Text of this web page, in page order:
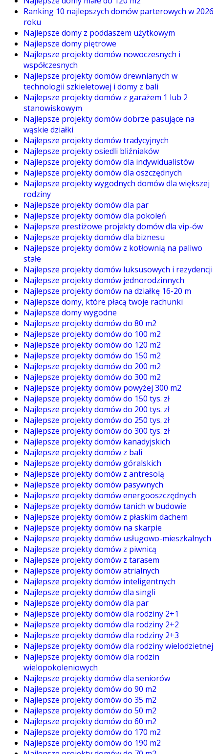
Ranking 10 najlepszych domów parterowych w 2026
roku
Najlepsze domy z poddaszem użytkowym
Najlepsze domy piętrowe
Najlepsze projekty domów nowoczesnych i
współczesnych
Najlepsze projekty domów drewnianych w
technologii szkieletowej i domy z bali
Najlepsze projekty domów z garażem 1 lub 2
stanowiskowym
Najlepsze projekty domów dobrze pasujące na
wąskie działki
Najlepsze projekty domów tradycyjnych
Najlepsze projekty osiedli bliźniaków
Najlepsze projekty domów dla indywidualistów
Najlepsze projekty domów dla oszczędnych
Najlepsze projekty wygodnych domów dla większej
rodziny
Najlepsze projekty domów dla par
Najlepsze projekty domów dla pokoleń
Najlepsze prestiżowe projekty domów dla vip-ów
Najlepsze projekty domów dla biznesu
Najlepsze projekty domów z kotłownią na paliwo
stałe
Najlepsze projekty domów luksusowych i rezydencji
Najlepsze projekty domów jednorodzinnych
Najlepsze projekty domów na działkę 16-20 m
Najlepsze domy, które płacą twoje rachunki
Najlepsze domy wygodne
Najlepsze projekty domów do 80 m2
Najlepsze projekty domów do 100 m2
Najlepsze projekty domów do 120 m2
Najlepsze projekty domów do 150 m2
Najlepsze projekty domów do 200 m2
Najlepsze projekty domów do 300 m2
Najlepsze projekty domów powyżej 300 m2
Najlepsze projekty domów do 150 tys. zł
Najlepsze projekty domów do 200 tys. zł
Najlepsze projekty domów do 250 tys. zł
Najlepsze projekty domów do 300 tys. zł
Najlepsze projekty domów kanadyjskich
Najlepsze projekty domów z bali
Najlepsze projekty domów góralskich
Najlepsze projekty domów z antresolą
Najlepsze projekty domów pasywnych
Najlepsze projekty domów energooszczędnych
Najlepsze projekty domów tanich w budowie
Najlepsze projekty domów z płaskim dachem
Najlepsze projekty domów na skarpie
Najlepsze projekty domów usługowo-mieszkalnych
Najlepsze projekty domów z piwnicą
Najlepsze projekty domów z tarasem
Najlepsze projekty domów atrialnych
Najlepsze projekty domów inteligentnych
Najlepsze projekty domów dla singli
Najlepsze projekty domów dla par
Najlepsze projekty domów dla rodziny 2+1
Najlepsze projekty domów dla rodziny 2+2
Najlepsze projekty domów dla rodziny 2+3
Najlepsze projekty domów dla rodziny wielodzietnej
Najlepsze projekty domów dla rodzin
wielopokoleniowych
Najlepsze projekty domów dla seniorów
Najlepsze projekty domów do 90 m2
Najlepsze projekty domów do 35 m2
Najlepsze projekty domów do 50 m2
Najlepsze projekty domów do 60 m2
Najlepsze projekty domów do 170 m2
Najlepsze projekty domów do 190 m2